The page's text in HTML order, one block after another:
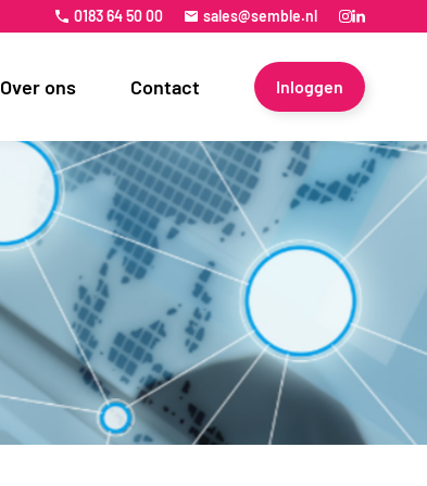
0183 64 50 00 sales@semble.nl
Over ons Contact Inloggen